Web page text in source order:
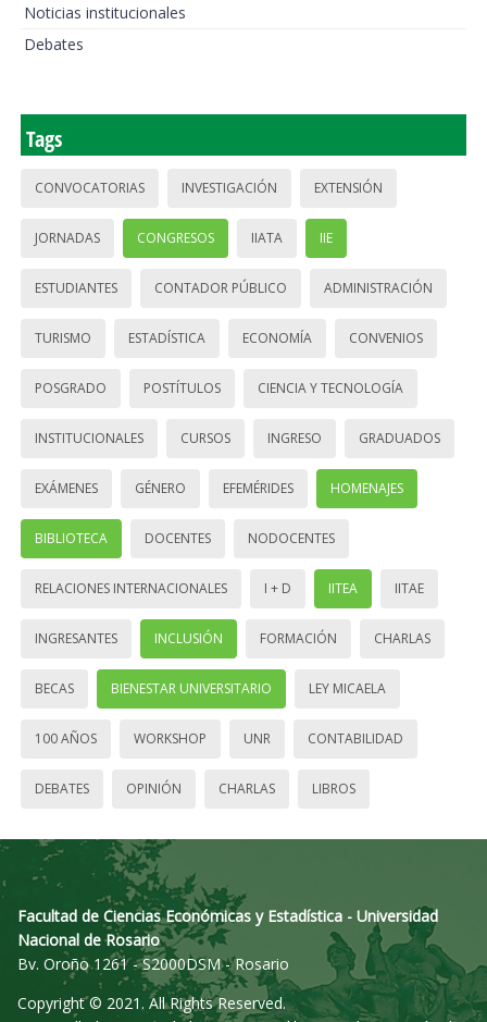
Noticias institucionales
Debates
Tags
CONVOCATORIAS INVESTIGACIÓN EXTENSIÓN
JORNADAS CONGRESOS IIATA IIE
ESTUDIANTES CONTADOR PÚBLICO ADMINISTRACIÓN
TURISMO ESTADÍSTICA ECONOMÍA CONVENIOS
POSGRADO POSTÍTULOS CIENCIA Y TECNOLOGÍA
INSTITUCIONALES CURSOS INGRESO GRADUADOS
EXÁMENES GÉNERO EFEMÉRIDES HOMENAJES
BIBLIOTECA DOCENTES NODOCENTES
RELACIONES INTERNACIONALES I + D IITEA IITAE
INGRESANTES INCLUSIÓN FORMACIÓN CHARLAS
BECAS BIENESTAR UNIVERSITARIO LEY MICAELA
100 AÑOS WORKSHOP UNR CONTABILIDAD
DEBATES OPINIÓN CHARLAS LIBROS
Facultad de Ciencias Económicas y Estadística - Universidad
Nacional de Rosario
Bv. Oroño 1261 - S2000DSM - Rosario
Copyright © 2021. All Rights Reserved.